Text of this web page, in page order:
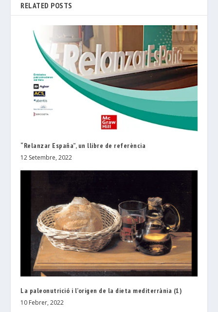
RELATED POSTS
“Relanzar España”, un llibre de referència
12 Setembre, 2022
La paleonutrició i l’origen de la dieta mediterrània (1)
10 Febrer, 2022